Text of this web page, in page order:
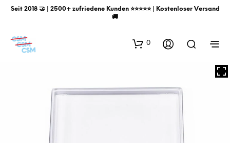
Seit 2018 🤝 | 2500+ zufriedene Kunden ⭐️⭐️⭐️⭐️⭐️ | Kostenloser Versand
🚚
0